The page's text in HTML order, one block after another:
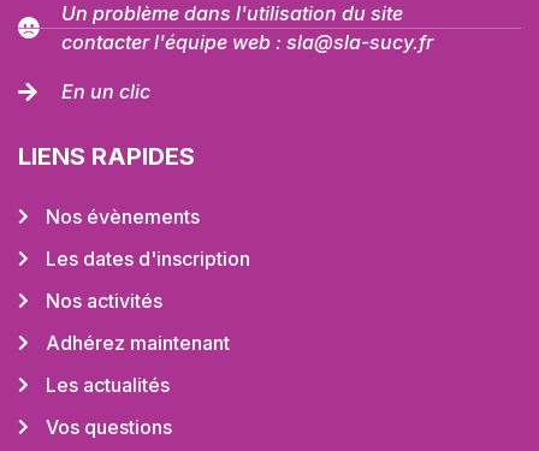
Un problème dans l'utilisation du site
contacter l'équipe web : sla@sla-sucy.fr
En un clic
LIENS RAPIDES
Nos évènements
Les dates d'inscription
Nos activités
Adhérez maintenant
Les actualités
Vos questions